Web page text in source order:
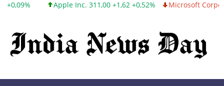
Skip
content
Inc. 311,00 +1,62 +0,52% Microsoft Corporation 487,46 -